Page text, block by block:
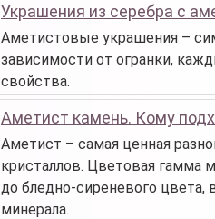
Украшения из серебра с
Аметистовые украшения –
зависимости от огранки,
свойства.
Аметист камень. Кому
Аметист – самая ценная
кристаллов. Цветовая гамма
до бледно-сиреневого цвета,
минерала.